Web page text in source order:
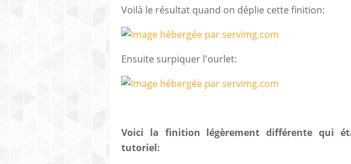
Voilà le résultat quand on déplie cette finition:
Ensuite surpiquer l'ourlet:
Voici la finition légèrement différente qui
tutoriel: